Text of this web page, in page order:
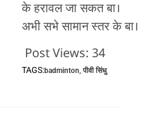
के हरावल जा सकत बा।
अभी सभे सामान स्तर के बा।
Post Views: 34
TAGS:badminton, पीवी सिंधु